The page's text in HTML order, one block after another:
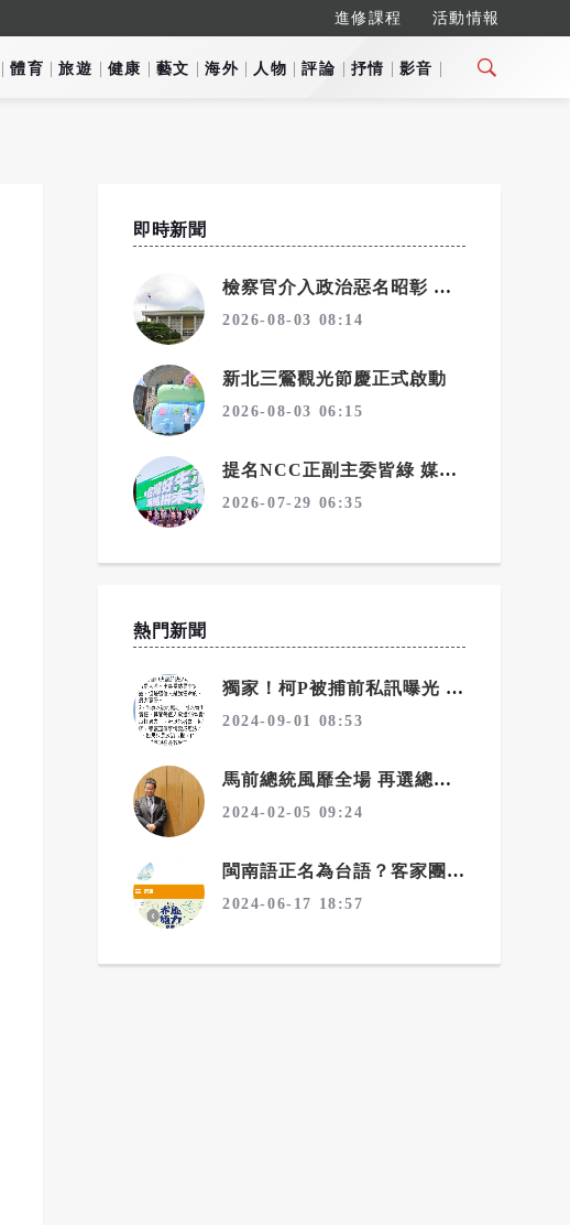
進修課程 活動情報
體育 旅遊 健康 藝文 海外 人物 評論 抒情 影音
即時新聞
檢察官介入政治惡名昭彰 韓國修法拔除偵查主體
2026-08-03 08:14
新北三鶯觀光節慶正式啟動
2026-08-03 06:15
提名NCC正副主委皆綠 媒體人：準備清算藍媒？
2026-07-29 06:35
熱門新聞
獨家！柯P被捕前私訊曝光 感嘆每個人都在推責任
2024-09-01 08:53
馬前總統風靡全場 再選總統引起想像
2024-02-05 09:24
閩南語正名為台語？客家團體大反彈
2024-06-17 18:57